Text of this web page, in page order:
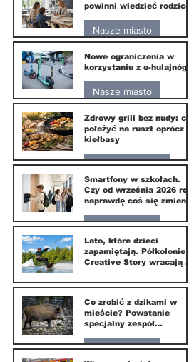
powinni wiedzieć rodzice
Nasze miasto
10 lip
Nowe ograniczenia w
korzystaniu z e-hulajnóg
Nasze miasto
3 lip
Zdrowy grill bez nudy: co
położyć na ruszt oprócz
kiełbasy
Zdrowie i uroda
1 lip
Smartfony w szkołach.
Czy od września 2026 roku
naprawdę coś się zmieni?
Nasze miasto
1 lip
Lato, które dzieci
zapamiętają. Półkolonie
Creative Story wracają do
20 kwi
Co zrobić z dzikami w
mieście? Powstanie
specjalny zespół
Nasze miasto